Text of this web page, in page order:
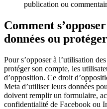
publication ou
Comment
données ou
Pour s’opposer à l’utilisation
protéger son compte, les
d’opposition. Ce droit
Meta d’utiliser leurs données
doivent remplir un formulaire,
confidentialité de Facebook ou